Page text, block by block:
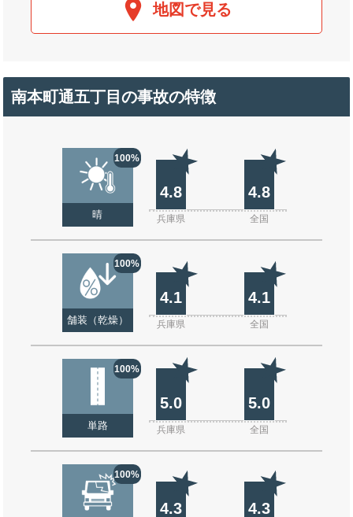
地図で見る
南本町通五丁目の事故の特徴
100%
晴
4.8 4.8
兵庫県 全国
100%
舗装（乾燥）
4.1 4.1
兵庫県 全国
100%
単路
5.0 5.0
兵庫県 全国
100%
4.3 4.3